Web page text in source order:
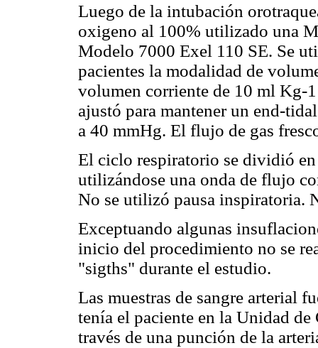
Luego de la intubación
oxigeno al 100% utilizado una
Modelo 7000 Exel 110 SE. Se
pacientes la modalidad de
volumen corriente de 10 ml Kg-
ajustó para mantener un end-
a 40 mmHg. El flujo de gas
El ciclo respiratorio se dividió
utilizándose una onda de flujo
No se utilizó pausa inspiratoria.
Exceptuando algunas
inicio del procedimiento no se
"sigths" durante el estudio.
Las muestras de sangre arterial
tenía el paciente en la Unidad
través de una punción de la